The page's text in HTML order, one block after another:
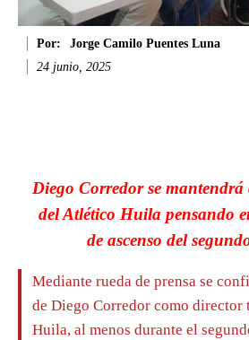
Por:
Jorge Camilo Puentes Luna
24 junio, 2025
Diego Corredor se
del Atlético Huila pensando
de ascenso del
Mediante rueda de prensa se
de Diego Corredor como
Huila, al menos durante el